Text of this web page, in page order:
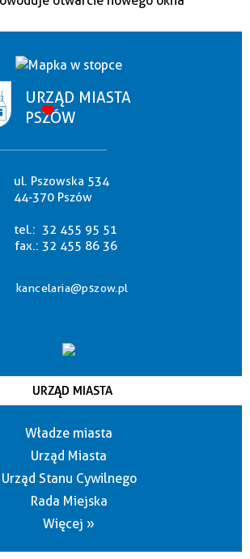
URZĄD MIASTA
PSZÓW
ul. Pszowska 534
44-370 Pszów
tel.: 32 455 95 51
fax.: 32 455 86 36
kancelaria@pszow.pl
URZĄD MIASTA
Władze miasta
Urząd Miasta
Urząd Stanu Cywilnego
Rada Miejska
Więcej »